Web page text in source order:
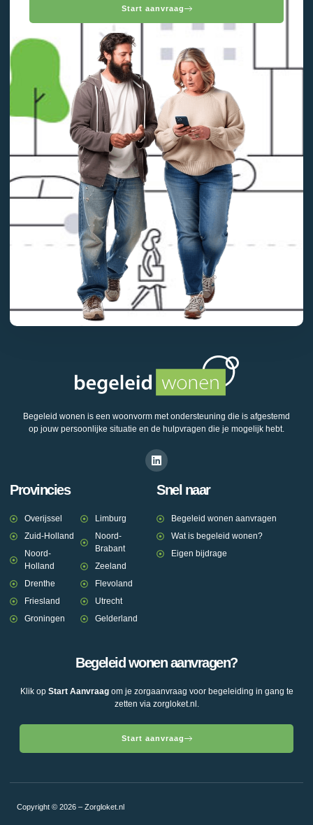
Start aanvraag
Begeleid wonen is een woonvorm met ondersteuning die is afgestemd
op jouw persoonlijke situatie en de hulpvragen die je mogelijk hebt.
Provincies
Overijssel
Zuid-Holland
Noord-
Holland
Drenthe
Friesland
Groningen
Limburg
Noord-
Brabant
Zeeland
Flevoland
Utrecht
Gelderland
Snel naar
Begeleid wonen aanvragen
Wat is begeleid wonen?
Eigen bijdrage
Begeleid wonen aanvragen?
Klik op Start Aanvraagom je zorgaanvraag voor begeleiding in gang te
zetten via zorgloket.nl.
Start aanvraag
Copyright © 2026 – Zorgloket.nl